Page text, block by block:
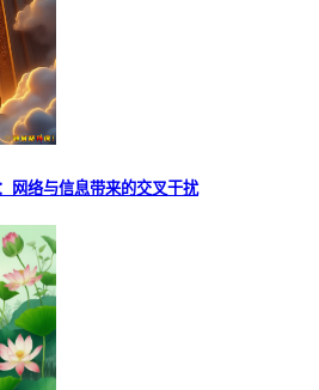
网络与信息带来的交叉干扰